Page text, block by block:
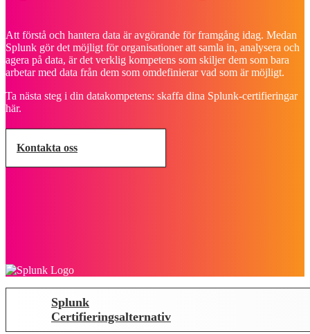
Att förstå och hantera data är avgörande för framgång idag. Medan
Splunk gör det möjligt för organisationer att samla in, analysera och
agera på data, är det verklig kompetens som skiljer dem som bara
arbetar med data från dem som omdefinierar vad som är möjligt.
Ta nästa steg i din datakompetens: skaffa dina Splunk-certifieringar
här.
Kontakta oss
Splunk
Certifieringsalternativ